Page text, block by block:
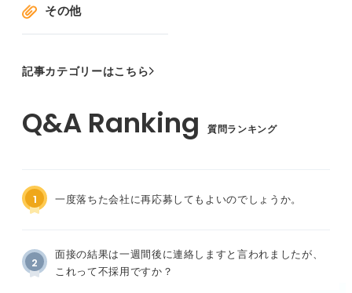
その他
記事カテゴリーはこちら
質問ランキング
1 一度落ちた会社に再応募してもよいのでしょうか。
2
面接の結果は一週間後に連絡しますと言われましたが、
これって不採用ですか？